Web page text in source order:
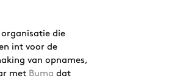
organisatie die
int voor de
van opnames,
met Bumadat